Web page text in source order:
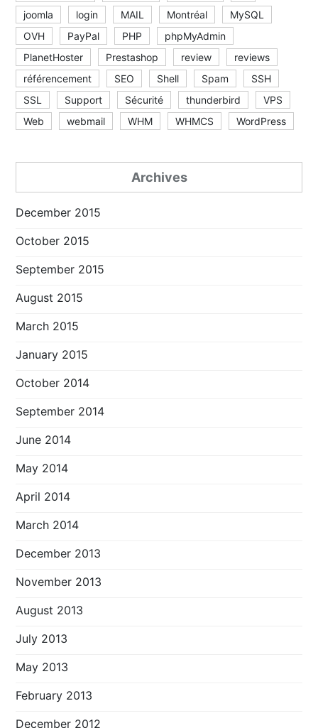
joomla
login MAIL Montréal
MySQL
OVH
PayPal PHP
phpMyAdmin
PlanetHoster
Prestashop review
reviews
référencement
SEO Shell Spam
SSH
SSL
Support Sécurité thunderbird
VPS
Web
webmail WHM WHMCS WordPress
Archives
December 2015
October 2015
September 2015
August 2015
March 2015
January 2015
October 2014
September 2014
June 2014
May 2014
April 2014
March 2014
December 2013
November 2013
August 2013
July 2013
May 2013
February 2013
December 2012